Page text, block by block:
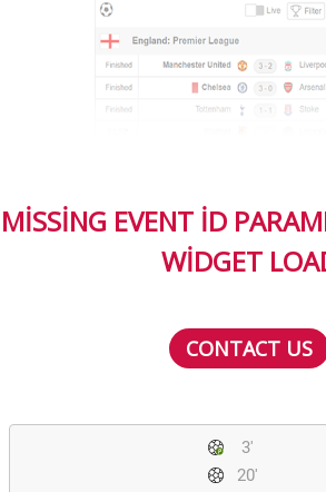
MISSING EVENT ID
WIDGET
CONTACT US
3'
20'